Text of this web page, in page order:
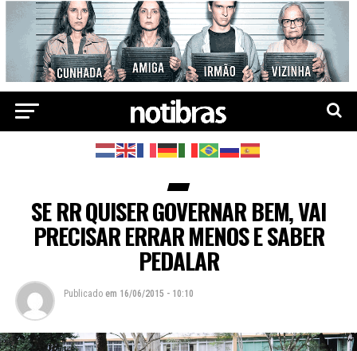
SE RR QUISER GOVERNAR BEM, VAI
PRECISAR ERRAR MENOS E SABER
PEDALAR
Publicado em 16/06/2015 - 10:10